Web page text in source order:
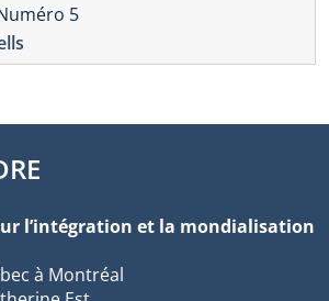
5
l’intégration et la mondialisation
à Montréal